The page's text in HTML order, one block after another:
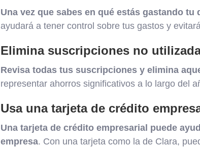
Una vez que sabes en qué estás gastando
ayudará a tener control sobre tus gastos y
Elimina suscripciones no
Revisa todas tus suscripciones y elimina
representar ahorros significativos a lo largo del
Usa una tarjeta de crédito
Una tarjeta de crédito empresarial puede
empresa. Con una tarjeta como la de Clara,